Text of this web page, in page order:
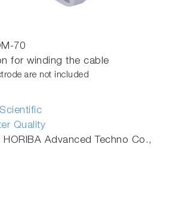
70
for winding the cable
are not included
Scientific
Quality
HORIBA Advanced Techno Co.,